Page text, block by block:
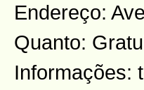
Endereço:
Quanto:
Informações: